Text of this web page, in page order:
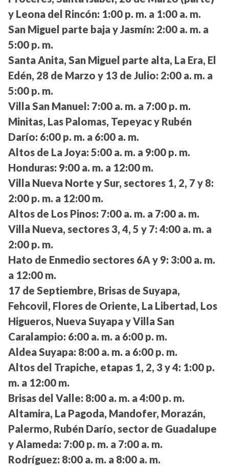
y Leona del Rincón: 1:00 p. m. a 1:00 a. m.
San Miguel parte baja y Jasmín: 2:00 a. m. a
5:00 p. m.
Santa Anita, San Miguel parte alta, La Era, El
Edén, 28 de Marzo y 13 de Julio: 2:00 a. m. a
5:00 p. m.
Villa San Manuel: 7:00 a. m. a 7:00 p. m.
Minitas, Las Palomas, Tepeyac y Rubén
Darío: 6:00 p. m. a 6:00 a. m.
Altos de La Joya: 5:00 a. m. a 9:00 p. m.
Honduras: 9:00 a. m. a 12:00 m.
Villa Nueva Norte y Sur, sectores 1, 2, 7 y 8:
2:00 p. m. a 12:00 m.
Altos de Los Pinos: 7:00 a. m. a 7:00 a. m.
Villa Nueva, sectores 3, 4, 5 y 7: 4:00 a. m. a
2:00 p. m.
Hato de Enmedio sectores 6A y 9: 3:00 a. m.
a 12:00 m.
17 de Septiembre, Brisas de Suyapa,
Fehcovil, Flores de Oriente, La Libertad, Los
Higueros, Nueva Suyapa y Villa San
Caralampio: 6:00 a. m. a 6:00 p. m.
Aldea Suyapa: 8:00 a. m. a 6:00 p. m.
Altos del Trapiche, etapas 1, 2, 3 y 4: 1:00 p.
m. a 12:00 m.
Brisas del Valle: 8:00 a. m. a 4:00 p. m.
Altamira, La Pagoda, Mandofer, Morazán,
Palermo, Rubén Darío, sector de Guadalupe
y Alameda: 7:00 p. m. a 7:00 a. m.
Rodríguez: 8:00 a. m. a 8:00 a. m.